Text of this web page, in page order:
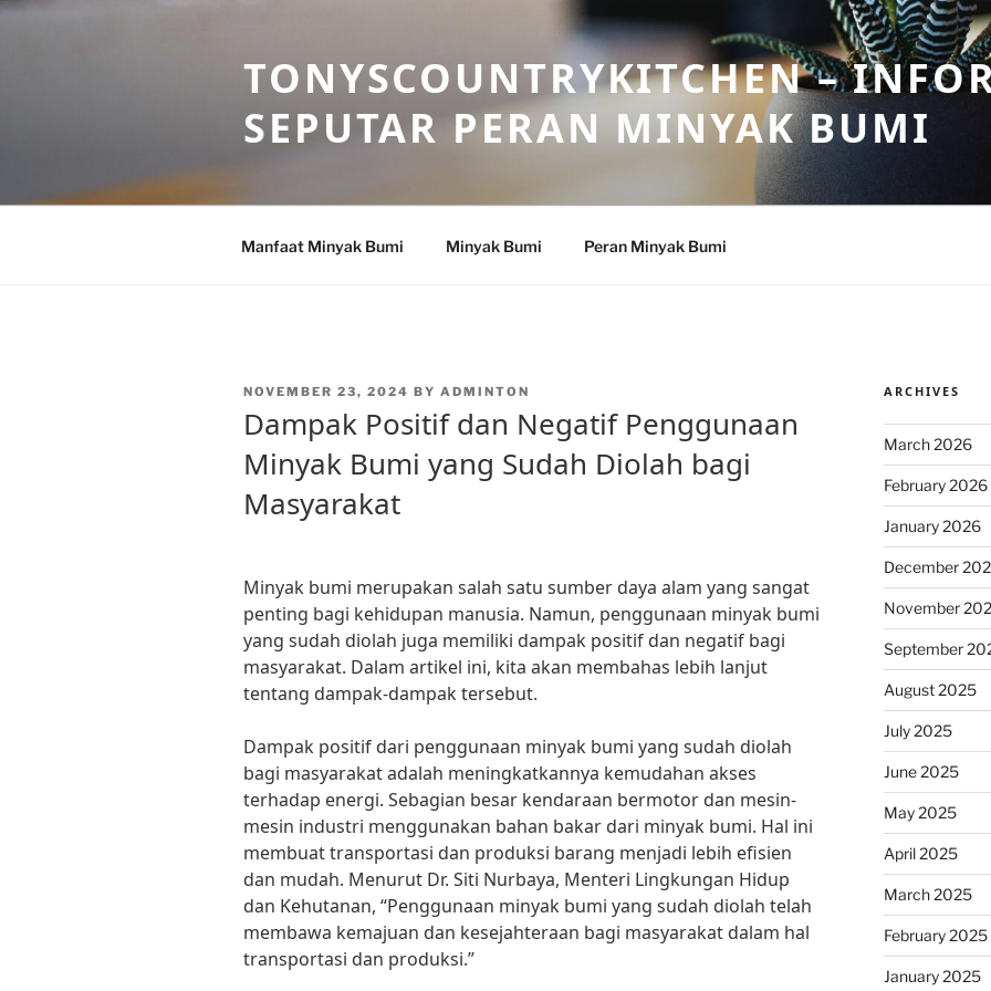
Skip
TONYSCOUNTRYKITCHEN –
SEPUTAR PERAN MINYAK BUMI
Manfaat Minyak Bumi Minyak Bumi Peran Minyak Bumi
POSTED
NOVEMBER 23, 2024 BY ADMINTON
Dampak Positif dan Negatif Penggunaan
Minyak Bumi yang Sudah Diolah bagi
Masyarakat
Minyak bumi merupakan salah satu sumber daya alam yang sangat
penting bagi kehidupan manusia. Namun, penggunaan minyak bumi
yang sudah diolah juga memiliki dampak positif dan negatif bagi
masyarakat. Dalam artikel ini, kita akan membahas lebih lanjut
tentang dampak-dampak tersebut.
Dampak positif dari penggunaan minyak bumi yang sudah diolah
bagi masyarakat adalah meningkatkannya kemudahan akses
terhadap energi. Sebagian besar kendaraan bermotor dan mesin-
mesin industri menggunakan bahan bakar dari minyak bumi. Hal ini
membuat transportasi dan produksi barang menjadi lebih efisien
dan mudah. Menurut Dr. Siti Nurbaya, Menteri Lingkungan Hidup
dan Kehutanan, “Penggunaan minyak bumi yang sudah diolah telah
membawa kemajuan dan kesejahteraan bagi masyarakat dalam hal
transportasi dan produksi.”
ARCHIVES
March 2026
February 2026
January 2026
December
November
September
August 2025
July 2025
June 2025
May 2025
April 2025
March 2025
February 2025
January 2025